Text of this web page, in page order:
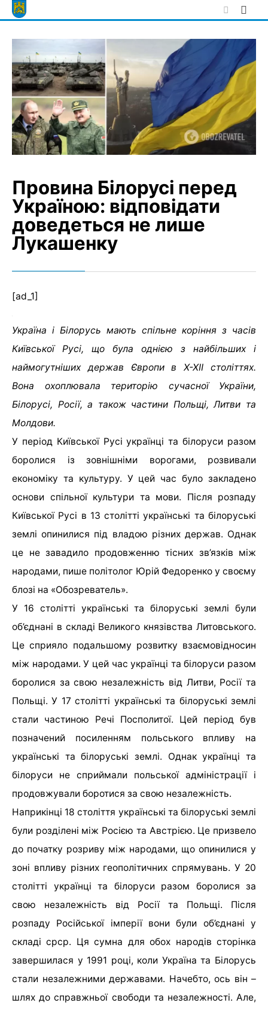
Skip
to
Провина Білорусі перед
Україною: відповідати
доведеться не лише
Лукашенку
[ad_1]
Україна і Білорусь мають спільне коріння з часів
Київської Русі, що була однією з найбільших і
наймогутніших держав Європи в X-XII століттях.
Вона охоплювала територію сучасної України,
Білорусі, Росії, а також частини Польщі, Литви та
Молдови.
У період Київської Русі українці та білоруси разом
боролися із зовнішніми ворогами, розвивали
економіку та культуру. У цей час було закладено
основи спільної культури та мови. Після розпаду
Київської Русі в 13 столітті українські та білоруські
землі опинилися під владою різних держав. Однак
це не завадило продовженню тісних зв’язків між
народами, пише політолог Юрій Федоренко у своєму
блозі на «Обозреватель».
У 16 столітті українські та білоруські землі були
об’єднані в складі Великого князівства Литовського.
Це сприяло подальшому розвитку взаємовідносин
між народами. У цей час українці та білоруси разом
боролися за свою незалежність від Литви, Росії та
Польщі. У 17 столітті українські та білоруські землі
стали частиною Речі Посполитої. Цей період був
позначений посиленням польського впливу на
українські та білоруські землі. Однак українці та
білоруси не сприймали польської адміністрації і
продовжували боротися за свою незалежність.
Наприкінці 18 століття українські та білоруські землі
були розділені між Росією та Австрією. Це призвело
до початку розриву між народами, що опинилися у
зоні впливу різних геополітичних спрямувань. У 20
столітті українці та білоруси разом боролися за
свою незалежність від Росії та Польщі. Після
розпаду Російської імперії вони були об’єднані у
складі срср. Ця сумна для обох народів сторінка
завершилася у 1991 році, коли Україна та Білорусь
стали незалежними державами. Начебто, ось він –
шлях до справжньої свободи та незалежності. Але,